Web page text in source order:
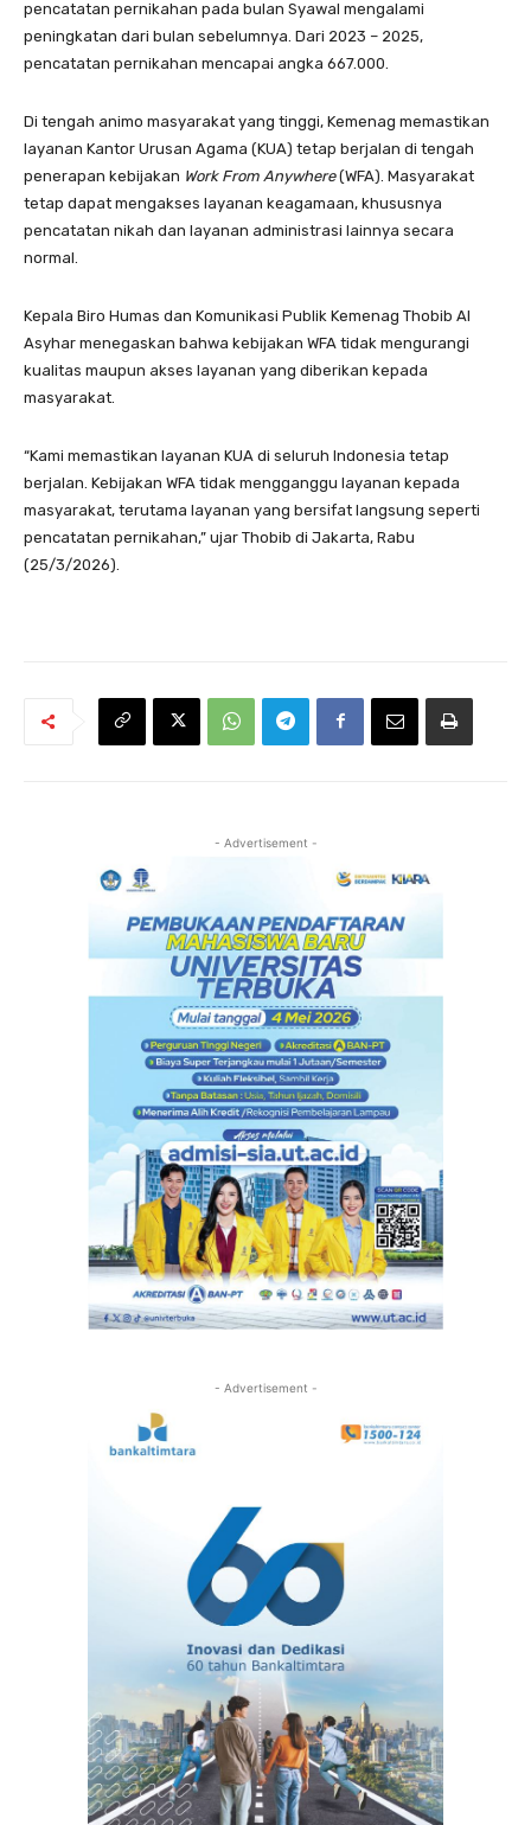
pencatatan pernikahan pada bulan Syawal mengalami
peningkatan dari bulan sebelumnya. Dari 2023 – 2025,
pencatatan pernikahan mencapai angka 667.000.
Di tengah animo masyarakat yang tinggi, Kemenag memastikan
layanan Kantor Urusan Agama (KUA) tetap berjalan di tengah
penerapan kebijakan Work From Anywhere(WFA). Masyarakat
tetap dapat mengakses layanan keagamaan, khususnya
pencatatan nikah dan layanan administrasi lainnya secara
normal.
Kepala Biro Humas dan Komunikasi Publik Kemenag Thobib Al
Asyhar menegaskan bahwa kebijakan WFA tidak mengurangi
kualitas maupun akses layanan yang diberikan kepada
masyarakat.
“Kami memastikan layanan KUA di seluruh Indonesia tetap
berjalan. Kebijakan WFA tidak mengganggu layanan kepada
masyarakat, terutama layanan yang bersifat langsung seperti
pencatatan pernikahan,” ujar Thobib di Jakarta, Rabu
(25/3/2026).
- Advertisement -
- Advertisement -